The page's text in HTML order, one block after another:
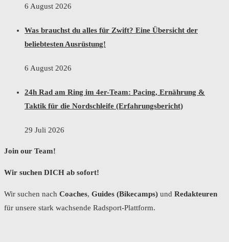
6 August 2026
Was brauchst du alles für Zwift? Eine Übersicht der
beliebtesten Ausrüstung!
6 August 2026
24h Rad am Ring im 4er-Team: Pacing, Ernährung &
Taktik für die Nordschleife (Erfahrungsbericht)
29 Juli 2026
Join our Team!
Wir suchen DICH ab sofort!
Wir suchen nach Coaches, Guides (Bikecamps) und Redakteuren
für unsere stark wachsende Radsport-Plattform.